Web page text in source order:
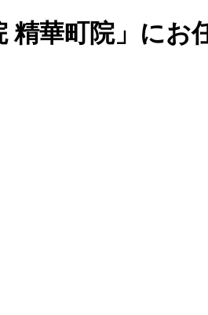
精華町院」にお